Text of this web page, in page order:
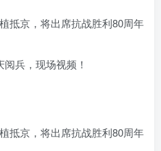
兵，现场视频！